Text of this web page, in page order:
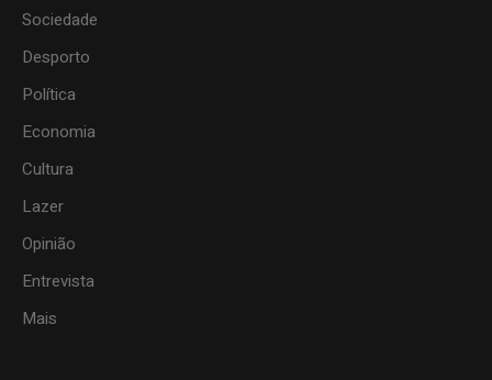
Sociedade
Desporto
Política
Economia
Cultura
Lazer
Opinião
Entrevista
Mais